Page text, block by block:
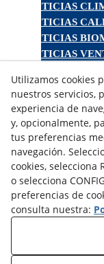
NOTICIAS
NOTICIAS
NOTICIAS
NOTICIAS
TARIFAS
NOVEDADES
MI CUENTA
CONTÁCTANOS
TRABAJA CON
AVISO LEGAL
Utilizamos cookies
nuestros servicios,
experiencia de
y, opcionalmente,
tus preferencias
navegación.
cookies, selecciona
o selecciona
preferencias de
consulta nuestra: